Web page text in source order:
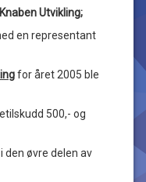
Utvikling;
en representant
for året 2005 ble
500,- og
den øvre delen av